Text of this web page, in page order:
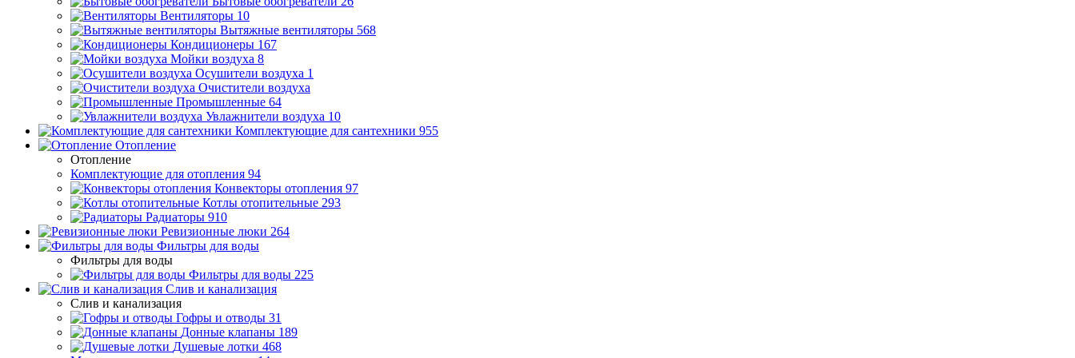
Вентиляторы 10
Вытяжные вентиляторы 568
Кондиционеры 167
Мойки воздуха 8
Осушители воздуха 1
Очистители воздуха
Промышленные 64
Увлажнители воздуха 10
Комплектующие для сантехники 955
Отопление
Отопление
Комплектующие для отопления 94
Конвекторы отопления 97
Котлы отопительные 293
Радиаторы 910
Ревизионные люки 264
Фильтры для воды
Фильтры для воды
Фильтры для воды 225
Слив и канализация
Слив и канализация
Гофры и отводы 31
Донные клапаны 189
Душевые лотки 468